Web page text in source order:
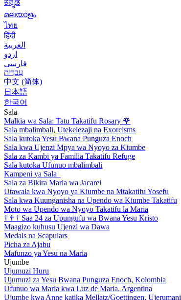
ಕನ್ನಡ
മലയാളം
ไทย
हिंदी
العربية
اردو
فارسی
עִברִית
中文 (简体)
日本語
한국어
Sala
Malkia wa Sala: Tatu Takatifu Rosary 🌹
Sala mbalimbali, Utekelezaji na Exorcisms
Sala kutoka Yesu Bwana Punguza Enoch
Sala kwa Ujenzi Mpya wa Nyoyo za Kiumbe
Sala za Kambi ya Familia Takatifu Refuge
Sala kutoka Ufunuo mbalimbali
Kampeni ya Sala
Sala za Bikira Maria wa Jacarei
Utawala kwa Nyoyo ya Kiumbe na Mtakatifu Yosefu
Sala kwa Kuunganisha na Upendo wa Kiumbe Takatifu
Moto wa Upendo wa Nyoyo Takatifu la Maria
† † † Saa 24 za Upungufu wa Bwana Yesu Kristo
Maagizo kuhusu Ujenzi wa Dawa
Medals na Scapulars
Picha za Ajabu
Mafunzo ya Yesu na Maria
Ujumbe
Ujumuzi Huru
Ujumuzi za Yesu Bwana Punguza Enoch, Kolombia
Ufunuo wa Maria kwa Luz de Maria, Argentina
Ujumbe kwa Anne katika Mellatz/Goettingen, Ujerumani